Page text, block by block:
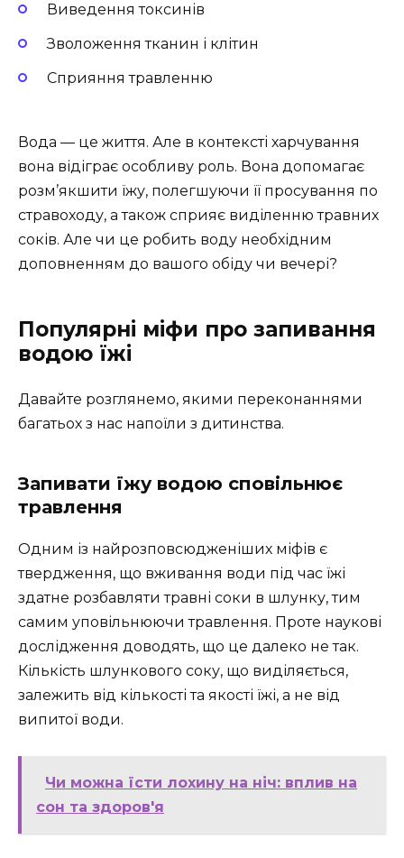
Виведення токсинів
Зволоження тканин і клітин
Сприяння травленню
Вода — це життя. Але в контексті харчування
вона відіграє особливу роль. Вона допомагає
розм’якшити їжу, полегшуючи її просування по
стравоходу, а також сприяє виділенню травних
соків. Але чи це робить воду необхідним
доповненням до вашого обіду чи вечері?
Популярні міфи про запивання
водою їжі
Давайте розглянемо, якими переконаннями
багатьох з нас напоїли з дитинства.
Запивати їжу водою сповільнює
травлення
Одним із найрозповсюдженіших міфів є
твердження, що вживання води під час їжі
здатне розбавляти травні соки в шлунку, тим
самим уповільнюючи травлення. Проте наукові
дослідження доводять, що це далеко не так.
Кількість шлункового соку, що виділяється,
залежить від кількості та якості їжі, а не від
випитої води.
Чи можна їсти лохину на ніч: вплив на
сон та здоров'я